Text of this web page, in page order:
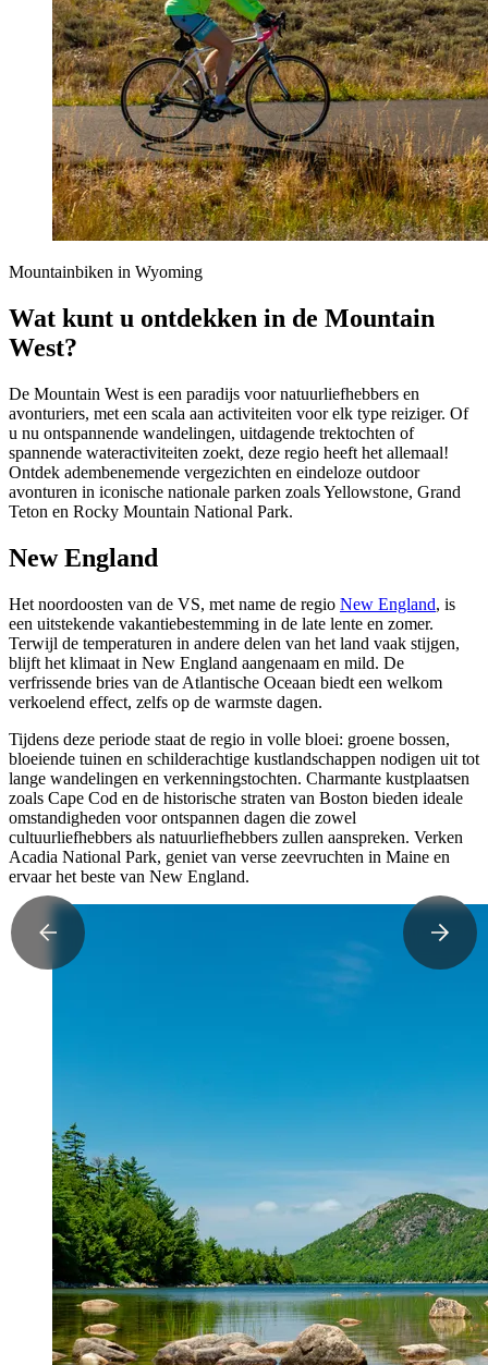
Mountainbiken in Wyoming
Wat kunt u ontdekken in de Mountain
West?
De Mountain West is een paradijs voor natuurliefhebbers en
avonturiers, met een scala aan activiteiten voor elk type reiziger. Of
u nu ontspannende wandelingen, uitdagende trektochten of
spannende wateractiviteiten zoekt, deze regio heeft het allemaal!
Ontdek adembenemende vergezichten en eindeloze outdoor
avonturen in iconische nationale parken zoals Yellowstone, Grand
Teton en Rocky Mountain National Park.
New England
Het noordoosten van de VS, met name de regio New England, is
een uitstekende vakantiebestemming in de late lente en zomer.
Terwijl de temperaturen in andere delen van het land vaak stijgen,
blijft het klimaat in New England aangenaam en mild. De
verfrissende bries van de Atlantische Oceaan biedt een welkom
verkoelend effect, zelfs op de warmste dagen.
Tijdens deze periode staat de regio in volle bloei: groene bossen,
bloeiende tuinen en schilderachtige kustlandschappen nodigen uit tot
lange wandelingen en verkenningstochten. Charmante kustplaatsen
zoals Cape Cod en de historische straten van Boston bieden ideale
omstandigheden voor ontspannen dagen die zowel
cultuurliefhebbers als natuurliefhebbers zullen aanspreken. Verken
Acadia National Park, geniet van verse zeevruchten in Maine en
ervaar het beste van New England.